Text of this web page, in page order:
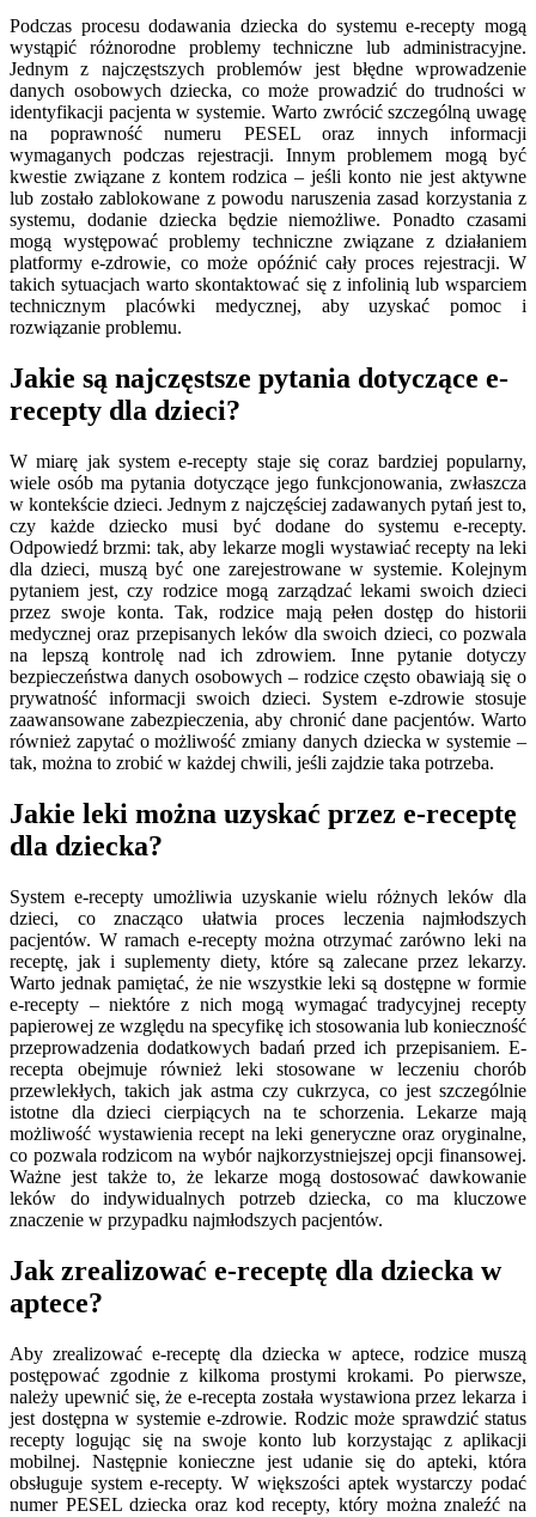
Podczas procesu dodawania dziecka do systemu e-recepty mogą
wystąpić różnorodne problemy techniczne lub administracyjne.
Jednym z najczęstszych problemów jest błędne wprowadzenie
danych osobowych dziecka, co może prowadzić do trudności w
identyfikacji pacjenta w systemie. Warto zwrócić szczególną uwagę
na poprawność numeru PESEL oraz innych informacji
wymaganych podczas rejestracji. Innym problemem mogą być
kwestie związane z kontem rodzica – jeśli konto nie jest aktywne
lub zostało zablokowane z powodu naruszenia zasad korzystania z
systemu, dodanie dziecka będzie niemożliwe. Ponadto czasami
mogą występować problemy techniczne związane z działaniem
platformy e-zdrowie, co może opóźnić cały proces rejestracji. W
takich sytuacjach warto skontaktować się z infolinią lub wsparciem
technicznym placówki medycznej, aby uzyskać pomoc i
rozwiązanie problemu.
Jakie są najczęstsze pytania dotyczące e-
recepty dla dzieci?
W miarę jak system e-recepty staje się coraz bardziej popularny,
wiele osób ma pytania dotyczące jego funkcjonowania, zwłaszcza
w kontekście dzieci. Jednym z najczęściej zadawanych pytań jest to,
czy każde dziecko musi być dodane do systemu e-recepty.
Odpowiedź brzmi: tak, aby lekarze mogli wystawiać recepty na leki
dla dzieci, muszą być one zarejestrowane w systemie. Kolejnym
pytaniem jest, czy rodzice mogą zarządzać lekami swoich dzieci
przez swoje konta. Tak, rodzice mają pełen dostęp do historii
medycznej oraz przepisanych leków dla swoich dzieci, co pozwala
na lepszą kontrolę nad ich zdrowiem. Inne pytanie dotyczy
bezpieczeństwa danych osobowych – rodzice często obawiają się o
prywatność informacji swoich dzieci. System e-zdrowie stosuje
zaawansowane zabezpieczenia, aby chronić dane pacjentów. Warto
również zapytać o możliwość zmiany danych dziecka w systemie –
tak, można to zrobić w każdej chwili, jeśli zajdzie taka potrzeba.
Jakie leki można uzyskać przez e-receptę
dla dziecka?
System e-recepty umożliwia uzyskanie wielu różnych leków dla
dzieci, co znacząco ułatwia proces leczenia najmłodszych
pacjentów. W ramach e-recepty można otrzymać zarówno leki na
receptę, jak i suplementy diety, które są zalecane przez lekarzy.
Warto jednak pamiętać, że nie wszystkie leki są dostępne w formie
e-recepty – niektóre z nich mogą wymagać tradycyjnej recepty
papierowej ze względu na specyfikę ich stosowania lub konieczność
przeprowadzenia dodatkowych badań przed ich przepisaniem. E-
recepta obejmuje również leki stosowane w leczeniu chorób
przewlekłych, takich jak astma czy cukrzyca, co jest szczególnie
istotne dla dzieci cierpiących na te schorzenia. Lekarze mają
możliwość wystawienia recept na leki generyczne oraz oryginalne,
co pozwala rodzicom na wybór najkorzystniejszej opcji finansowej.
Ważne jest także to, że lekarze mogą dostosować dawkowanie
leków do indywidualnych potrzeb dziecka, co ma kluczowe
znaczenie w przypadku najmłodszych pacjentów.
Jak zrealizować e-receptę dla dziecka w
aptece?
Aby zrealizować e-receptę dla dziecka w aptece, rodzice muszą
postępować zgodnie z kilkoma prostymi krokami. Po pierwsze,
należy upewnić się, że e-recepta została wystawiona przez lekarza i
jest dostępna w systemie e-zdrowie. Rodzic może sprawdzić status
recepty logując się na swoje konto lub korzystając z aplikacji
mobilnej. Następnie konieczne jest udanie się do apteki, która
obsługuje system e-recepty. W większości aptek wystarczy podać
numer PESEL dziecka oraz kod recepty, który można znaleźć na